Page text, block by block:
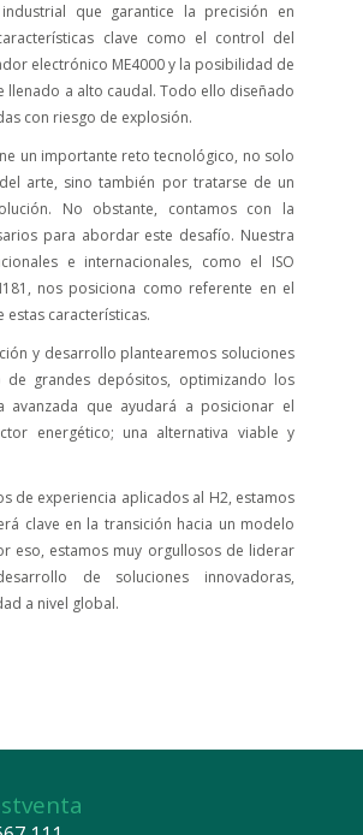
que garantice la precisión en
clave como el control del
electrónico ME4000 y la posibilidad de
a alto caudal. Todo ello diseñado
con riesgo de explosión.
un importante reto tecnológico, no solo
arte, sino también por tratarse de un
No obstante, contamos con la
para abordar este desafío. Nuestra
e internacionales, como el ISO
nos posiciona como referente en el
características.
y desarrollo plantearemos soluciones
grandes depósitos, optimizando los
avanzada que ayudará a posicionar el
energético; una alternativa viable y
de experiencia aplicados al H2, estamos
clave en la transición hacia un modelo
eso, estamos muy orgullosos de liderar
de soluciones innovadoras,
a nivel global.